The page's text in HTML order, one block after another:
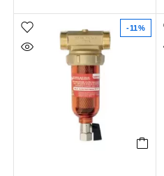
-11%